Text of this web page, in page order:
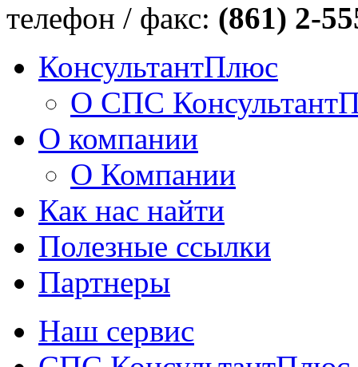
телефон / факс: (861) 2-
КонсультантПлюс
О СПС
О компании
О Компании
Как нас найти
Полезные ссылки
Партнеры
Наш сервис